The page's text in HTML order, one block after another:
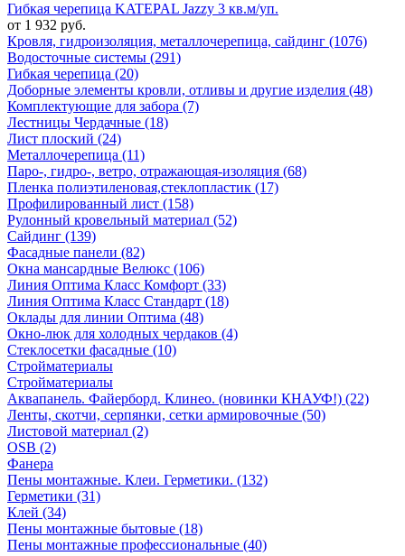
Гибкая черепица KATEPAL Jazzy 3 кв.м/уп.
от 1 932 руб.
Кровля, гидроизоляция, металлочерепица, сайдинг (1076)
Водосточные системы (291)
Гибкая черепица (20)
Доборные элементы кровли, отливы и другие изделия (48)
Комплектующие для забора (7)
Лестницы Чердачные (18)
Лист плоский (24)
Металлочерепица (11)
Паро-, гидро-, ветро, отражающая-изоляция (68)
Пленка полиэтиленовая,стеклопластик (17)
Профилированный лист (158)
Рулонный кровельный материал (52)
Сайдинг (139)
Фасадные панели (82)
Окна мансардные Велюкс (106)
Линия Оптима Класс Комфорт (33)
Линия Оптима Класс Стандарт (18)
Оклады для линии Оптима (48)
Окно-люк для холодных чердаков (4)
Стеклосетки фасадные (10)
Стройматериалы
Стройматериалы
Аквапанель. Файерборд. Клинео. (новинки КНАУФ!) (22)
Ленты, скотчи, серпянки, сетки армировочные (50)
Листовой материал (2)
OSB (2)
Фанера
Пены монтажные. Клеи. Герметики. (132)
Герметики (31)
Клей (34)
Пены монтажные бытовые (18)
Пены монтажные профессиональные (40)